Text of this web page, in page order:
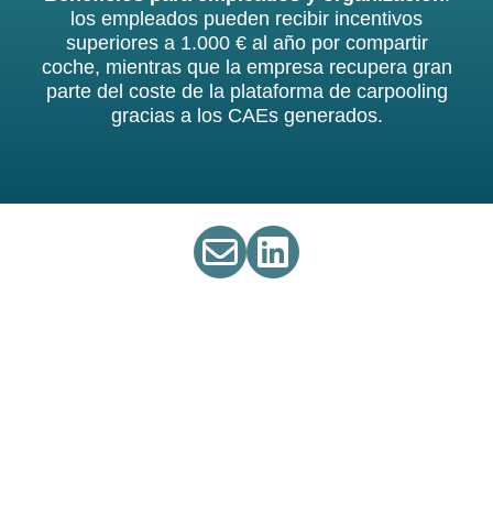
los empleados pueden recibir incentivos
superiores a 1.000 € al año por compartir
coche, mientras que la empresa recupera gran
parte del coste de la plataforma de carpooling
gracias a los CAEs generados.